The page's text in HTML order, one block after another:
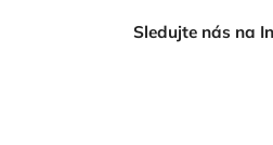
Sledujte nás na